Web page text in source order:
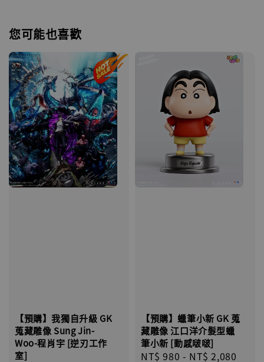
您可能也喜歡
【預購】我獨自升級 GK
蒐藏雕像 Sung Jin-
Woo-程肖宇 [逆刃工作
室]
【預購】蠟筆小新 GK 蒐
藏雕像 江口洋介髮型蠟
筆小新 [動感啵啵]
Regular
NT$ 980 - NT$ 2,080